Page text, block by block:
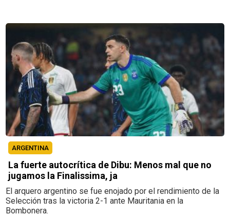
ARGENTINA
La fuerte autocrítica de Dibu: Menos mal que no
jugamos la Finalissima, ja
El arquero argentino se fue enojado por el rendimiento de la
Selección tras la victoria 2-1 ante Mauritania en la
Bombonera.